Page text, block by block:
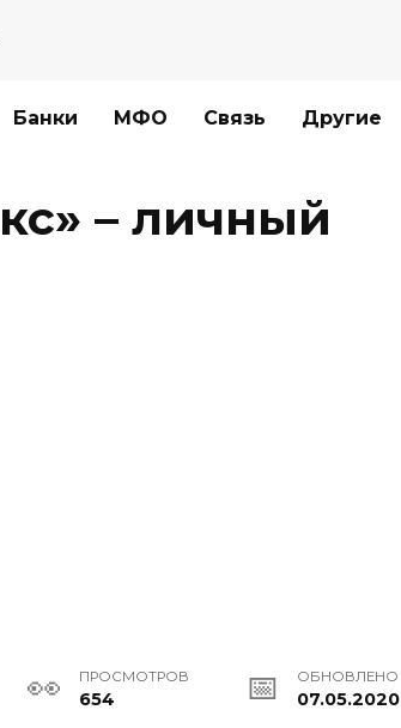
Банки МФО Связь Другие
– личный
ПРОСМОТРОВ
654
ОБНОВЛЕНО
07.05.2020